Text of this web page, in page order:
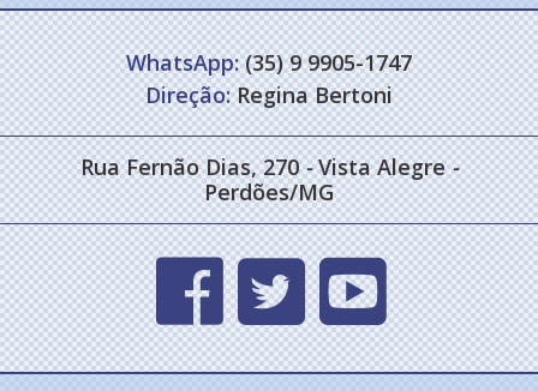
WhatsApp:(35) 9 9905-1747
Direção:Regina Bertoni
Rua Fernão Dias, 270- Vista Alegre-
Perdões/MG